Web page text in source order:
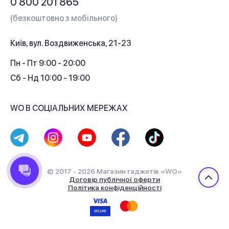
Кешбек
(безкоштовно з мобільного)
Київ, вул. Воздвиженська, 21-23
Пн - Пт 9:00 - 20:00
Сб - Нд 10:00 - 19:00
WO В СОЦІАЛЬНИХ МЕРЕЖАХ
© 2017 - 2026 Магазин гаджетів «WO»
Договір публічної оферти
Політика конфіденційності